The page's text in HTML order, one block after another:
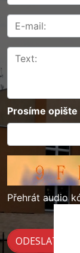
Prosíme
Přehrát audio